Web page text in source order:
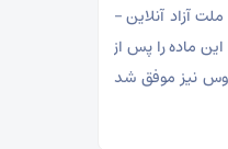
آزاد آنلاین –
این ماده را پس از
نیز موفق شد